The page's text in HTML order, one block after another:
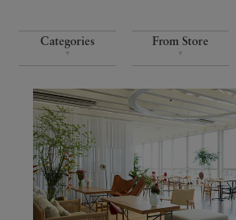
Categories
▼
From Store
▼